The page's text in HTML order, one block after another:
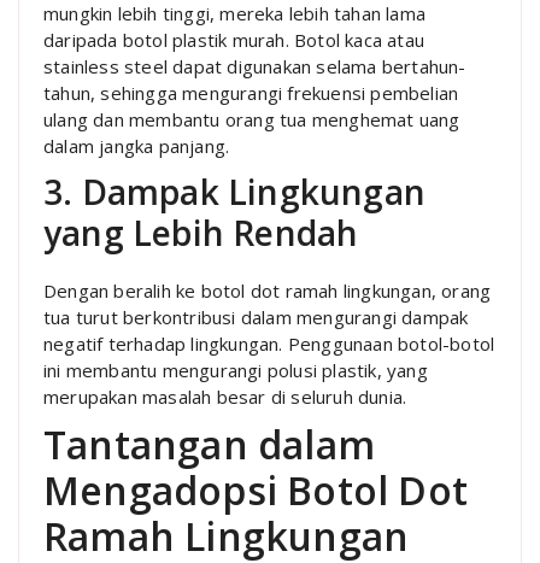
mungkin lebih tinggi, mereka lebih tahan lama
daripada botol plastik murah. Botol kaca atau
stainless steel dapat digunakan selama bertahun-
tahun, sehingga mengurangi frekuensi pembelian
ulang dan membantu orang tua menghemat uang
dalam jangka panjang.
3. Dampak Lingkungan
yang Lebih Rendah
Dengan beralih ke botol dot ramah lingkungan, orang
tua turut berkontribusi dalam mengurangi dampak
negatif terhadap lingkungan. Penggunaan botol-botol
ini membantu mengurangi polusi plastik, yang
merupakan masalah besar di seluruh dunia.
Tantangan dalam
Mengadopsi Botol Dot
Ramah Lingkungan